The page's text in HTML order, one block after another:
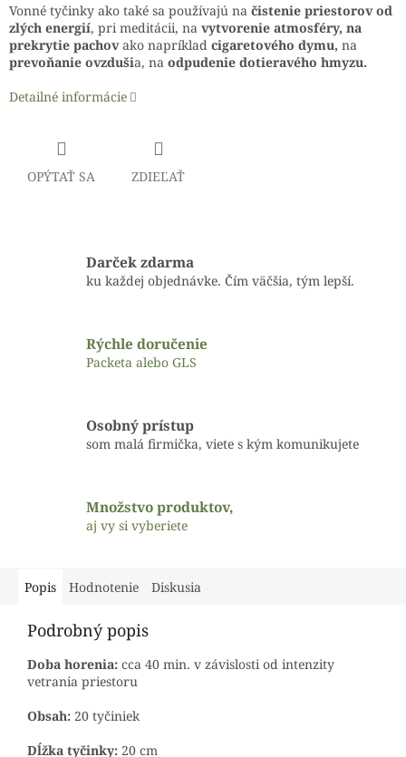
Vonné tyčinky ako také sa používajú na čistenie priestorov od
zlých energií, pri meditácii, na vytvorenie atmosféry, na
prekrytie pachovako napríklad cigaretového dymu, na
prevoňanie ovzdušia, na odpudenie dotieravého hmyzu.
Detailné informácie
OPÝTAŤ SA ZDIEĽAŤ
Darček zdarma
ku každej objednávke. Čím väčšia, tým lepší.
Rýchle doručenie
Packeta alebo GLS
Osobný prístup
som malá firmička, viete s kým komunikujete
Množstvo produktov,
aj vy si vyberiete
Popis Hodnotenie Diskusia
Podrobný popis
Doba horenia: cca 40 min. v závislosti od intenzity
vetrania priestoru
Obsah: 20 tyčiniek
Dĺžka tyčinky: 20 cm